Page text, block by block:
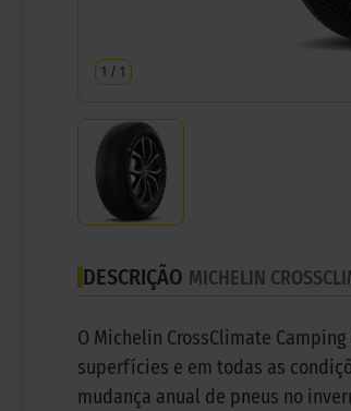
1 / 1
DESCRIÇÃO MICHELIN
O Michelin CrossClimate
superfícies e em todas as
mudança anual de pneus no